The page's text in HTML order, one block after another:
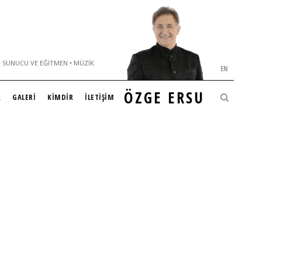
SUNUCU VE EĞITMEN • MÜZIK
ÖZGE ERSU
EN
GALERİ KİMDİR İLETİŞİM